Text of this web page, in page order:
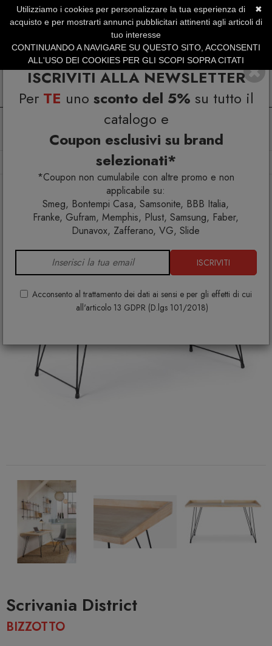
ISCRIVITI ALLA NEWSLETTER
Per TE uno sconto del 5% su tutto il
catalogo e
Coupon esclusivi su brand
selezionati*
*Coupon non cumulabile con altre promo e non
applicabile su:
Smeg, Bontempi Casa, Samsonite, BBB Italia,
Franke, Gufram, Memphis, Plust, Samsung, Faber,
Dunavox, Zafferano, VG, Slide
ISCRIVITI
Acconsento al trattamento dei dati ai sensi e per gli effetti di cui
all'articolo 13 GDPR (D.lgs 101/2018)
SERVIZIO CLIENTI +39.0773.470.562
SUMMER SALES | Fino al 31 Agosto
Arredo interno Scrivanie
Scrivania District
BIZZOTTO
✖
Utilizziamo i cookies per personalizzare la tua esperienza di
acquisto e per mostrarti annunci pubblicitari attinenti agli articoli di
tuo interesse
CONTINUANDO A NAVIGARE SU QUESTO SITO, ACCONSENTI
ALL'USO DEI COOKIES PER GLI SCOPI SOPRA CITATI